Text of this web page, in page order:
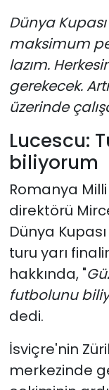
Dünya
maksimum
lazım.
gerekecek.
üzerinde
Lucescu:
biliyorum
Romanya
direktörü
Dünya
turu yarı
hakkında, "
futbolunu
dedi.
İsviçre'nin
merkezinde